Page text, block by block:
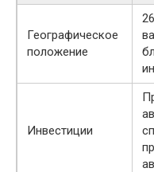
Географическое
положение
Инвестиции